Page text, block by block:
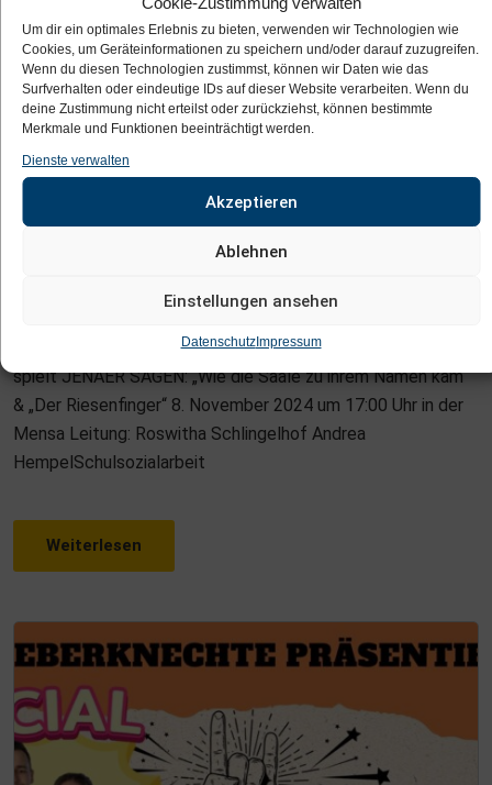
Um dir ein optimales Erlebnis zu bieten, verwenden wir Technologien wie
Cookies, um Geräteinformationen zu speichern und/oder darauf zuzugreifen.
Wenn du diesen Technologien zustimmst, können wir Daten wie das
Surfverhalten oder eindeutige IDs auf dieser Website verarbeiten. Wenn du
deine Zustimmung nicht erteilst oder zurückziehst, können bestimmte
Merkmale und Funktionen beeinträchtigt werden.
Dienste verwalten
Akzeptieren
Ablehnen
Einstellungen ansehen
DatenschutzImpressum
fritzels Puppen -THEATER
spielt JENAER SAGEN: „Wie die Saale zu ihrem Namen kam“
& „Der Riesenfinger“ 8. November 2024 um 17:00 Uhr in der
Mensa Leitung: Roswitha Schlingelhof Andrea
HempelSchulsozialarbeit
Weiterlesen